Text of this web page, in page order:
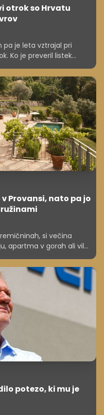
otrok so Hrvatu
pa je leta vztrajal pri
Ko je preveril listek
Provansi, nato pa jo
si večina
apartma v gorah ali vilo
govorimo o stroških,
lastništvo druge
potezo, ki mu je